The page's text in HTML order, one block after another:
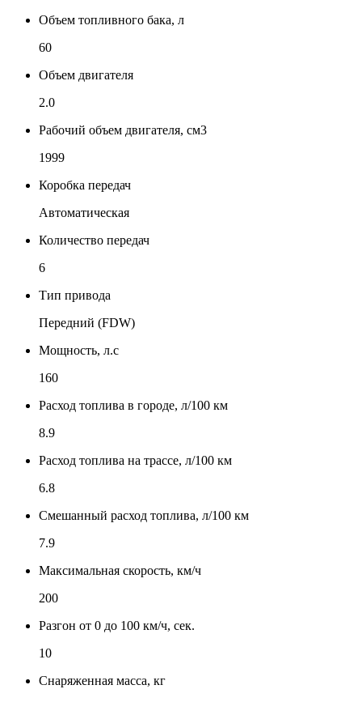
Объем топливного бака, л
60
Объем двигателя
2.0
Рабочий объем двигателя, см3
1999
Коробка передач
Автоматическая
Количество передач
6
Тип привода
Передний (FDW)
Мощность, л.с
160
Расход топлива в городе, л/100 км
8.9
Расход топлива на трассе, л/100 км
6.8
Смешанный расход топлива, л/100 км
7.9
Максимальная скорость, км/ч
200
Разгон от 0 до 100 км/ч, сек.
10
Снаряженная масса, кг